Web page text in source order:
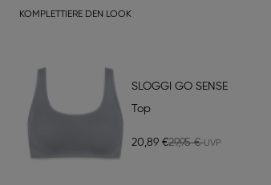
KOMPLETTIERE DEN LOOK
SLOGGI GO SENSE
Top
20,89 €29,95 €